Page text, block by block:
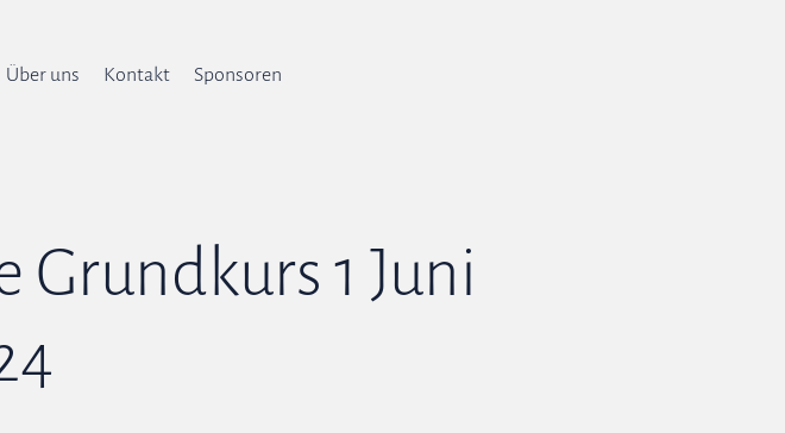
Über uns Kontakt Sponsoren
Grundkurs 1 Juni